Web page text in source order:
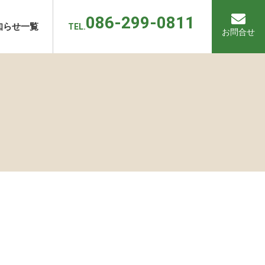
らせ一覧 TEL.086-299-0811 お問合せ